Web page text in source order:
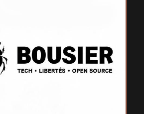
4 octobre 2026- à Nègrepelisse
GEEKS